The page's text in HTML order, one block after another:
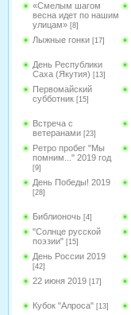
«Смелым шагом
весна идет по нашим
улицам» [8]
Лыжные гонки [17]
День Республики
Саха (Якутия) [13]
Первомайский
субботник [15]
Встреча с
ветеранами [23]
Ретро пробег "Мы
помним..." 2019 год
[9]
День Победы! 2019
[28]
Библионочь [4]
"Солнце русской
поэзии" [15]
День России 2019
[42]
22 июня 2019 [17]
Кубок "Алроса" [13]